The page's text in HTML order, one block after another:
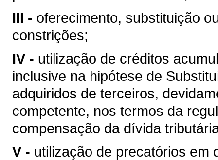
III - oferecimento, substituição
constrições;
IV - utilização de créditos
inclusive na hipótese de
adquiridos de terceiros,
competente, nos termos da
compensação da dívida
V - utilização de precatórios em